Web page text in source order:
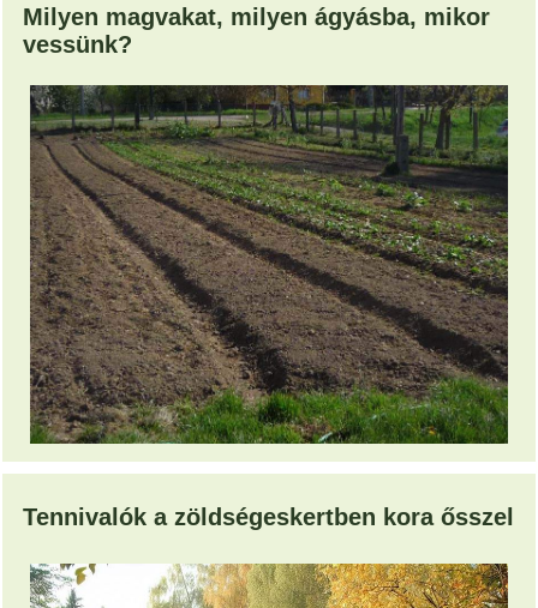
Milyen magvakat, milyen ágyásba, mikor
vessünk?
Tennivalók a zöldségeskertben kora ősszel